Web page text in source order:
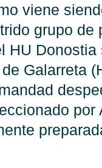
viene
grupo de
HU Donostia
Galarreta